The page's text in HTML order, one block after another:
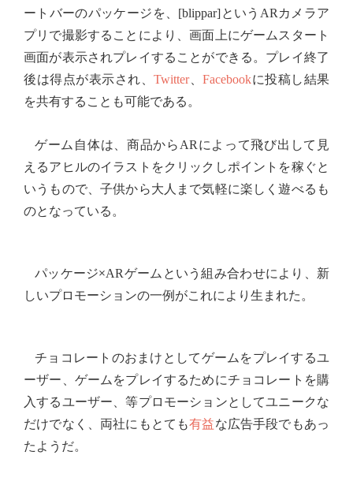
ートバーのパッケージを、
[blippar]という ARカメラア
プリで撮影することにより、画面上にゲームスタート
画面が表示されプレイすることができる。 プレイ終了
後は得点が表示され、
Twitter、 Facebookに投稿し結果
を共有することも可能である。
ゲーム自体は、商品から ARによって飛び出して見
えるアヒルのイラストをクリックしポイントを稼ぐと
いうもので、子供から大人まで気軽に楽しく遊べるも
のとなっている。
パッケージ×ARゲームという組み合わせにより、新
しいプロモーションの一例がこれにより生まれた。
チョコレートのおまけとしてゲームをプレイするユ
ーザー、ゲームをプレイするためにチョコレートを購
入するユーザー、等プロモーションとしてユニークな
だけでなく、両社にもとても有益な広告手段でもあっ
たようだ。